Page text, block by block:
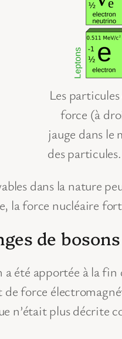
Les
force (à
jauge dans le
des
dans la nature
force nucléaire
de bosons
été apportée à la
force
n’était plus décrite